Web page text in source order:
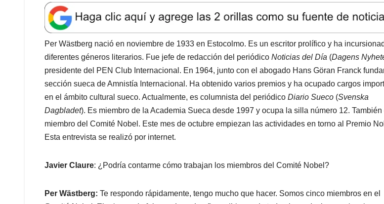
a
t
s
A
p
p
e
b
o
o
k
k
e
d
I
n
l
e
a
d
s
Per Wästberg nació en noviembre de 1933 en Estocolmo. Es un escritor prolífico y ha
diferentes géneros literarios. Fue jefe de redacción del periódico Noticias del Día (Dagens
presidente del PEN Club Internacional. En 1964, junto con el abogado Hans Göran Franck
sección sueca de Amnistía Internacional. Ha obtenido varios premios y ha ocupado cargos
en el ámbito cultural sueco. Actualmente, es columnista del periódico Diario Sueco (Svenska
Dagbladet). Es miembro de la Academia Sueca desde 1997 y ocupa la silla número 12. También
miembro del Comité Nobel. Este mes de octubre empiezan las actividades en torno al Premio
Esta entrevista se realizó por internet.
Javier Claure: ¿Podría contarme cómo trabajan los miembros del Comité Nobel?
Per Wästberg: Te respondo rápidamente, tengo mucho que hacer. Somos cinco miembros en el